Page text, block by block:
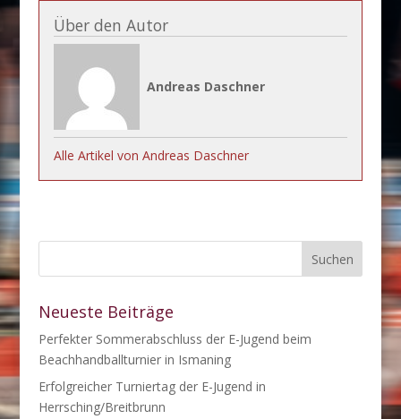
Über den Autor
Andreas Daschner
Alle Artikel von Andreas Daschner
Neueste Beiträge
Perfekter Sommerabschluss der E-Jugend beim
Beachhandballturnier in Ismaning
Erfolgreicher Turniertag der E-Jugend in
Herrsching/Breitbrunn